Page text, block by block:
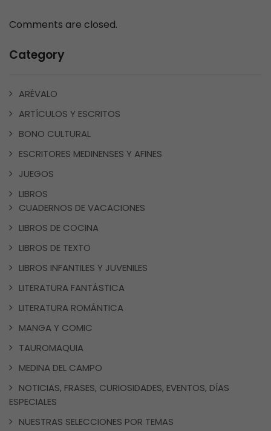
Comments are closed.
Category
ARÉVALO
ARTÍCULOS Y ESCRITOS
BONO CULTURAL
ESCRITORES MEDINENSES Y AFINES
JUEGOS
LIBROS
CUADERNOS DE VACACIONES
LIBROS DE COCINA
LIBROS DE TEXTO
LIBROS INFANTILES Y JUVENILES
LITERATURA FANTÁSTICA
LITERATURA ROMÁNTICA
MANGA Y COMIC
TAUROMAQUIA
MEDINA DEL CAMPO
NOTICIAS, FRASES, CURIOSIDADES, EVENTOS, DÍAS
ESPECIALES
NUESTRAS SELECCIONES POR TEMAS